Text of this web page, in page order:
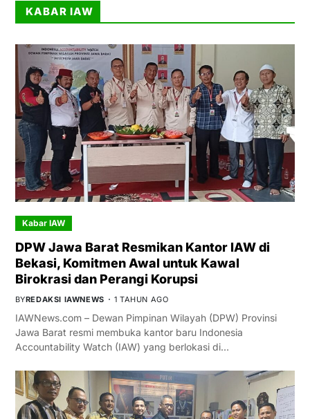
KABAR IAW
Kabar IAW
DPW Jawa Barat Resmikan Kantor IAW di
Bekasi, Komitmen Awal untuk Kawal
Birokrasi dan Perangi Korupsi
BYREDAKSI IAWNEWS 1 TAHUN AGO
IAWNews.com – Dewan Pimpinan Wilayah (DPW) Provinsi
Jawa Barat resmi membuka kantor baru Indonesia
Accountability Watch (IAW) yang berlokasi di…